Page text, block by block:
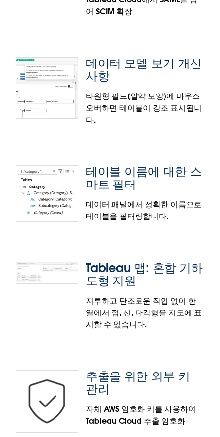
AI 지원 색상표는 Tableau Desktop에 정식 출시되었
이미지 내보내기 개선 사항
는 대시보드를 로드하고 로그인 시 데이터 표시 방식과
일치하는 이미지 출력을 생성할 수 있게 돕습니다. 분
석가와 관리자는 내보내기 및 자동화 작업과 관련하여
고려해야 할 사항을 단순화하고, 사용자가 이러한 작업
을 다운로드하고 구독 및 축소판 이미지에 액세스하고
알림을 받고 Slack을 통해 협업하는 등 다양한 활동을
출시되었습니다.
어 SCIM 확장
인증 프로토콜에 무관한 SCIM
됩니다. 클라우드 관리자는 SCIM 구성에서 OIDC를 인
증 방법으로 원활하게 선택할 수 있습니다.
인증 프로토콜에 무관한 SCIM 구성은 Tableau Cloud
에 정식 출시되었습니다.
데이터 모델 보기 개선
사항
타원형 필드(알약 모양)에 마우스
오버하면 테이블이 강조 표시됩니
다.
데이터 모델 보기 개선 사항
블이 어떤 타원형 필드에 데이터를 제공하는지 알아보
십시오. 타원형 필드 내에 복잡한 계산이 사용되는 경
보기에서 관련 테이블이 강조 표시되어 논리의 정확성
을 확인할 수 있습니다. 업무 흐름 내에서 바로 분석 결
과를 진단하고 평가하며, 워크시트와 데이터 원본 탭
Tableau Desktop, Tableau Public에 정식 출시되었
습니다.
테이블 이름에 대한 스
마트 필터
데이터 패널에서 정확한 이름으로
테이블을 필터링합니다.
테이블 이름에 대한 스마트 필터
블 이름을 큰따옴표로 묶어 사용하면 부분 문자열 검색
을 건너뛸 수 있습니다.
테이블 이름에 대한 스마트 필터 기능은 Tableau
Cloud, Tableau Desktop, Tableau Public에 정식 출
시되었습니다.
Tableau 맵: 혼합 기하
도형 지원
지루하고 단조로운 작업 없이 한
열에서 점, 선, 다각형을 지도에 표
시할 수 있습니다.
Tableau 맵: 혼합 기하 도형 지원
추출을 위한 외부 키
관리
자체 AWS 암호화 키를 사용하여
Tableau Cloud 추출 암호화